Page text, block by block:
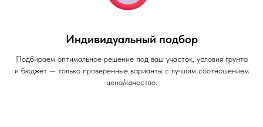
Индивидуальный подбор
Подбираем оптимальное решение под ваш участок, условия грунта
и бюджет — только проверенные варианты с лучшим соотношением
цена/качество.